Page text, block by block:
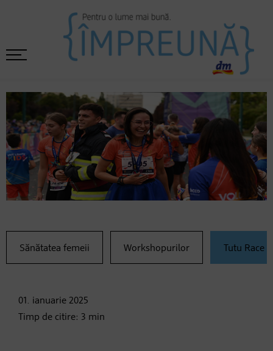
Sănătatea femeii Workshopurilor Tutu Race
01. ianuarie 2025
Timp de citire: 3 min